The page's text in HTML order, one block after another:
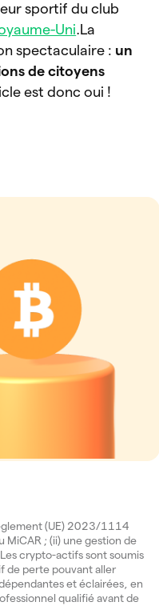
sportif du club
Uni.La
spectaculaire : un
de citoyens
est donc oui !
(UE) 2023/1114
; (ii) une gestion de
crypto-actifs sont soumis
de perte pouvant aller
et éclairées, en
qualifié avant de